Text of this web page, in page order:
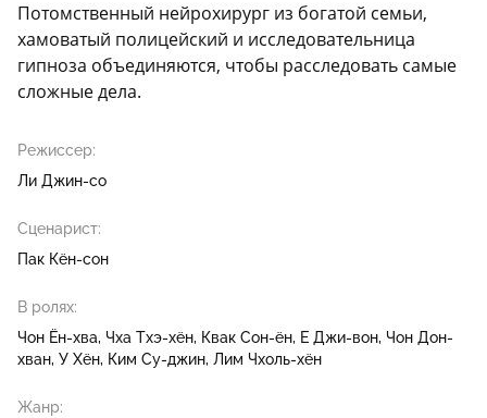
Потомственный нейрохирург из богатой семьи,
хамоватый полицейский и исследовательница
гипноза объединяются, чтобы расследовать самые
сложные дела.
Режиссер:
Ли Джин-со
Сценарист:
Пак Кён-сон
В ролях:
Чон Ён-хва Чха Тхэ-хён Квак Сон-ён Е Джи-вон Чон Дон-
хван У Хён Ким Су-джин Лим Чхоль-хён
Жанр: